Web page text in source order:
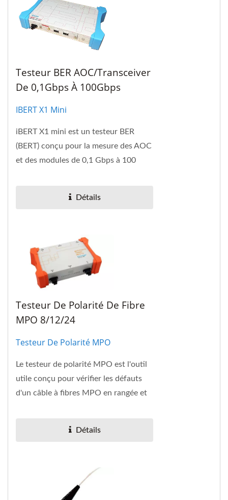
Testeur BER AOC/Transceiver
De 0,1Gbps À 100Gbps
IBERT X1 Mini
iBERT X1 mini est un testeur BER
(BERT) conçu pour la mesure des AOC
et des modules de 0,1 Gbps à 100
Détails
Testeur De Polarité De Fibre
MPO 8/12/24
Testeur De Polarité MPO
Le testeur de polarité MPO est l'outil
utile conçu pour vérifier les défauts
d'un câble à fibres MPO en rangée et
Détails